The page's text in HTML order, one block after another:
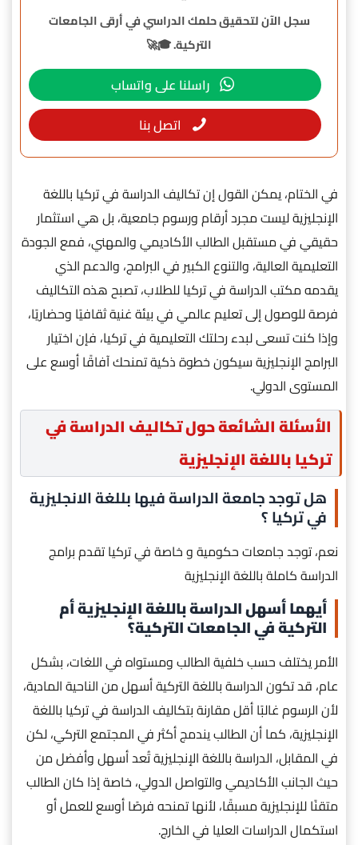
سجل الآن لتحقيق حلمك الدراسي في أرقى الجامعات
التركية. 🎓🚀
راسلنا على واتساب
اتصل بنا
في الختام، يمكن القول إن تكاليف الدراسة في تركيا باللغة
الإنجليزية ليست مجرد أرقام ورسوم جامعية، بل هي استثمار
حقيقي في مستقبل الطالب الأكاديمي والمهني، فمع الجودة
التعليمية العالية، والتنوع الكبير في البرامج، والدعم الذي
يقدمه مكتب الدراسة في تركيا للطلاب، تصبح هذه التكاليف
فرصة للوصول إلى تعليم عالمي في بيئة غنية ثقافيًا وحضاريًا،
وإذا كنت تسعى لبدء رحلتك التعليمية في تركيا، فإن اختيار
البرامج الإنجليزية سيكون خطوة ذكية تمنحك آفاقًا أوسع على
المستوى الدولي.
الأسئلة الشائعة حول تكاليف الدراسة في
تركيا باللغة الإنجليزية
هل توجد جامعة الدراسة فيها بللغة الانجليزية
في تركيا ؟
نعم، توجد جامعات حكومية و خاصة في تركيا تقدم برامج
الدراسة كاملة باللغة الإنجليزية
أيهما أسهل الدراسة باللغة الإنجليزية أم
التركية في الجامعات التركية؟
الأمر يختلف حسب خلفية الطالب ومستواه في اللغات، بشكل
عام، قد تكون الدراسة باللغة التركية أسهل من الناحية المادية،
لأن الرسوم غالبًا أقل مقارنة بتكاليف الدراسة في تركيا باللغة
الإنجليزية، كما أن الطالب يندمج أكثر في المجتمع التركي، لكن
في المقابل، الدراسة باللغة الإنجليزية تُعد أسهل وأفضل من
حيث الجانب الأكاديمي والتواصل الدولي، خاصة إذا كان الطالب
متقنًا للإنجليزية مسبقًا، لأنها تمنحه فرصًا أوسع للعمل أو
استكمال الدراسات العليا في الخارج.